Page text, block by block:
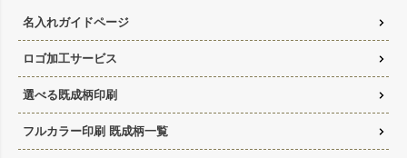
名入れガイドページ
ロゴ加工サービス
選べる既成柄印刷
フルカラー印刷 既成柄一覧